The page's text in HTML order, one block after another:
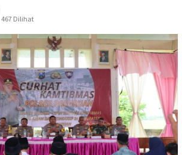
467 Dilihat